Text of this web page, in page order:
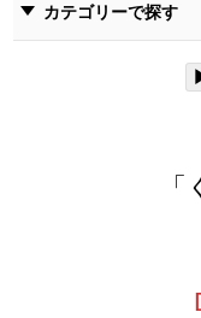
カテゴリーで探す